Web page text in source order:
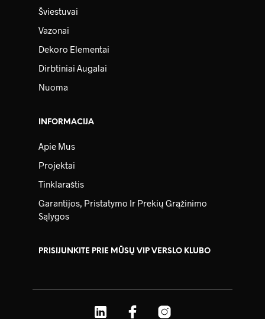
Šviestuvai
Vazonai
Dekoro Elementai
Dirbtiniai Augalai
Nuoma
INFORMACIJA
Apie Mus
Projektai
Tinklaraštis
Garantijos, Pristatymo Ir Prekių Grąžinimo
Sąlygos
PRISIJUNKITE PRIE MŪSŲ VIP VERSLO KLUBO